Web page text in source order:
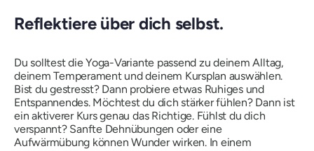
Reflektiere über dich selbst.
Du solltest die Yoga-Variante passend zu deinem Alltag,
deinem Temperament und deinem Kursplan auswählen.
Bist du gestresst? Dann probiere etwas Ruhiges und
Entspannendes. Möchtest du dich stärker fühlen? Dann ist
ein aktiverer Kurs genau das Richtige. Fühlst du dich
verspannt? Sanfte Dehnübungen oder eine
Aufwärmübung können Wunder wirken. In einem